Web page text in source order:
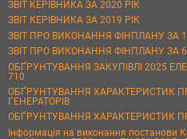
ЗВІТ КЕРІВНИКА ЗА 2020 РІК
ЗВІТ КЕРІВНИКА ЗА 2019 РІК
ЗВІТ ПРО ВИКОНАННЯ ФІНПЛАНУ ЗА
ЗВІТ ПРО ВИКОНАННЯ ФІНПЛАНУ ЗА 6
ОБҐРУНТУВАННЯ ЗАКУПІВЛІ 2025
710
ОБҐРУНТУВАННЯ ХАРАКТЕРИСТИК
ГЕНЕРАТОРІВ
ОБҐРУНТУВАННЯ ХАРАКТЕРИСТИК
Інформація на виконання постанови